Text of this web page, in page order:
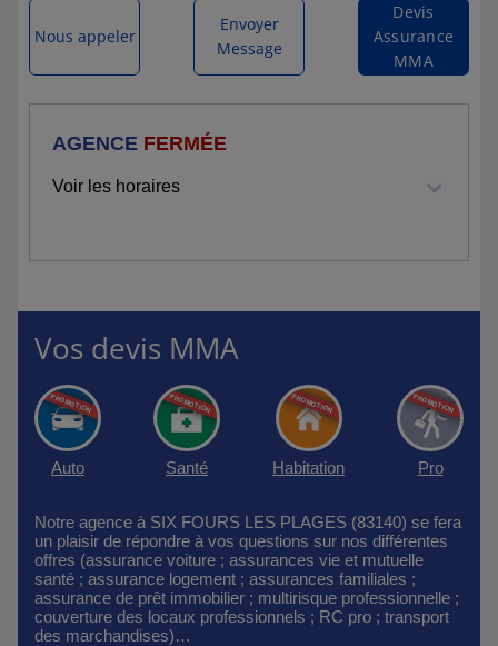
AGENCE FERMÉE
Voir les horaires
Nous appeler
Envoyer
Message
Devis
Assurance
MMA
Vos devis MMA
Auto Santé Habitation Pro
Notre agence à SIX FOURS LES PLAGES (83140) se fera
un plaisir de répondre à vos questions sur nos différentes
offres (assurance voiture ; assurances vie et mutuelle
santé ; assurance logement ; assurances familiales ;
assurance de prêt immobilier ; multirisque professionnelle ;
couverture des locaux professionnels ; RC pro ; transport
des marchandises)…